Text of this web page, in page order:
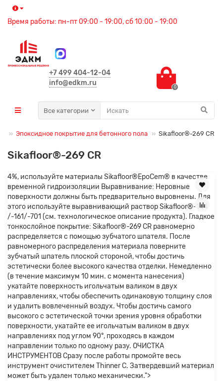
Время работы: пн-пт 09:00 - 19:00, сб 10:00 - 19:00
+7 499 404-12-04
info@edkm.ru
0
Все категории
Эпоксидное покрытие для бетонного пола Sikafloor®-269 CR
Sikafloor®-269 CR
4%, используйте материалы Sikafloor®EpoCem® в качестве
временной гидроизоляции Выравнивание: Неровные
поверхности должны быть предварительно выровнены. Для
этого используйте выравнивающий раствор Sikafloor®-144
/-161/-701 (см. технологическое описание продукта). Гладкое
тонкослойное покрытие: Sikafloor®-269 CR равномерно
распределяется с помощью зубчатого шпателя. После
равномерного распределения материала поверните
зубчатый шпатель плоской стороной, чтобы достичь
эстетически более высокого качества отделки. Немедленно
(в течение максимум 10 мин. с момента нанесения)
укатайте поверхность игольчатым валиком в двух
направлениях, чтобы обеспечить одинаковую толщину слоя
и удалить вовлеченный воздух. Чтобы достичь самого
высокого с эстетической точки зрения уровня обработки
поверхности, укатайте ее игольчатым валиком в двух
направлениях под углом 90°, проходясь в каждом
направлении только по одному разу. ОЧИСТКА
ИНСТРУМЕНТОВ Сразу после работы промойте весь
инструмент очистителем Thinner C. Затвердевший материал
может быть удален только механически.">